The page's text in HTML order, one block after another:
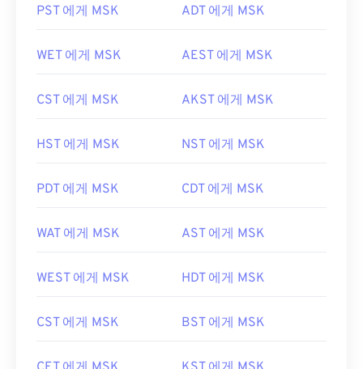
PST 에게 MSK ADT 에게 MSK
WET 에게 MSK AEST 에게 MSK
CST 에게 MSK AKST 에게 MSK
HST 에게 MSK NST 에게 MSK
PDT 에게 MSK CDT 에게 MSK
WAT 에게 MSK AST 에게 MSK
WEST 에게 MSK HDT 에게 MSK
CST 에게 MSK BST 에게 MSK